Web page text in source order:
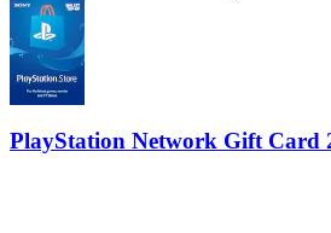
PlayStation Network Gift Card